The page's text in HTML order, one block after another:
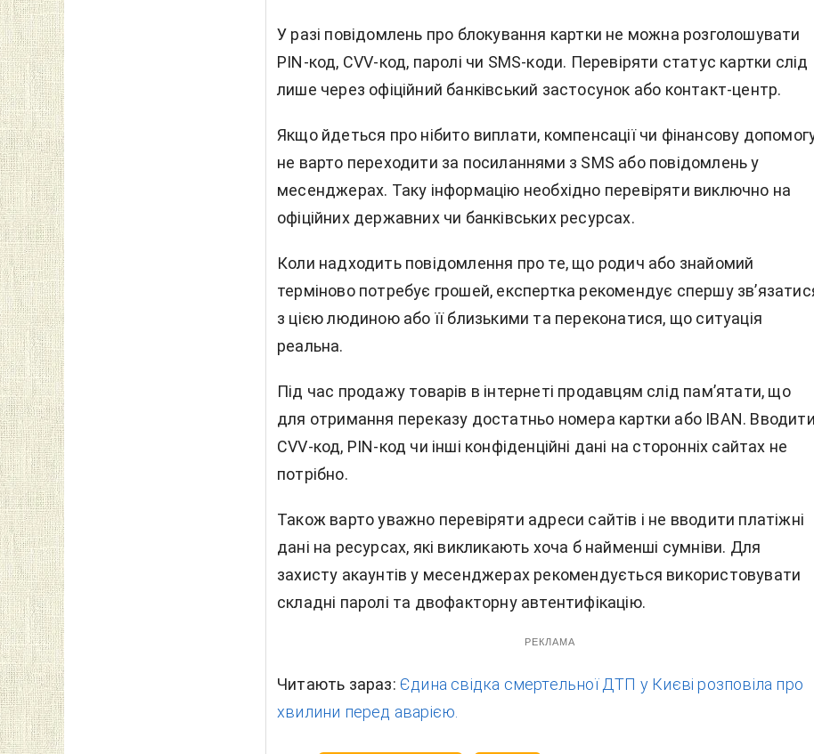
У разі повідомлень про блокування картки не можна розголошувати
PIN-код, CVV-код, паролі чи SMS-коди. Перевіряти статус картки слід
лише через офіційний банківський застосунок або контакт-центр.
Якщо йдеться про нібито виплати, компенсації чи фінансову
не варто переходити за посиланнями з SMS або повідомлень у
месенджерах. Таку інформацію необхідно перевіряти виключно на
офіційних державних чи банківських ресурсах.
Коли надходить повідомлення про те, що родич або знайомий
терміново потребує грошей, експертка рекомендує спершу
з цією людиною або її близькими та переконатися, що ситуація
реальна.
Під час продажу товарів в інтернеті продавцям слід пам’ятати, що
для отримання переказу достатньо номера картки або IBAN. Вводити
CVV-код, PIN-код чи інші конфіденційні дані на сторонніх сайтах не
потрібно.
Також варто уважно перевіряти адреси сайтів і не вводити платіжні
дані на ресурсах, які викликають хоча б найменші сумніви. Для
захисту акаунтів у месенджерах рекомендується використовувати
складні паролі та двофакторну автентифікацію.
РЕКЛАМА
Читають зараз: Єдина свідка смертельної ДТП у Києві розповіла про
хвилини перед аварією.